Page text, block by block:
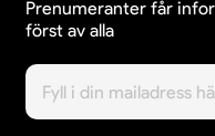
Prenumeranter får
först av alla